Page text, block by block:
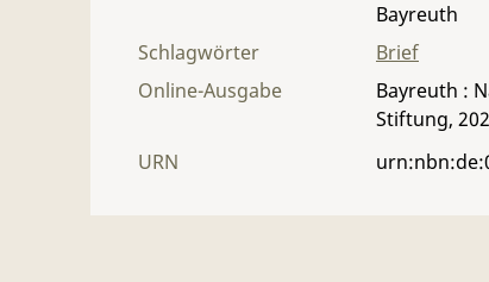
Bayreuth
Schlagwörter
Brief
Online-Ausgabe
Bayreuth :
Stiftung,
URN